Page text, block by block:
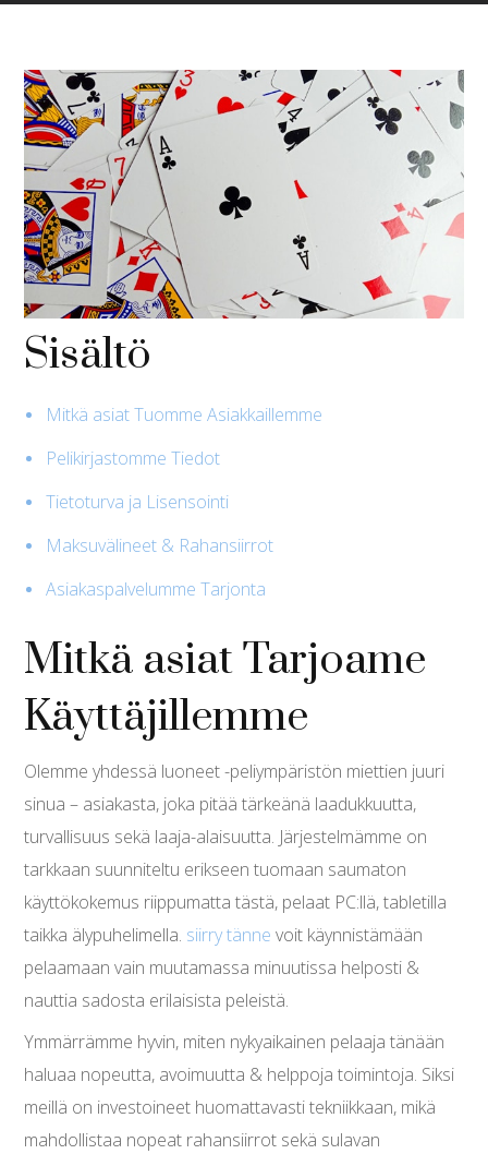
Sisältö
Mitkä asiat Tuomme Asiakkaillemme
Pelikirjastomme Tiedot
Tietoturva ja Lisensointi
Maksuvälineet & Rahansiirrot
Asiakaspalvelumme Tarjonta
Mitkä asiat Tarjoame
Käyttäjillemme
Olemme yhdessä luoneet -peliympäristön miettien juuri
sinua – asiakasta, joka pitää tärkeänä laadukkuutta,
turvallisuus sekä laaja-alaisuutta. Järjestelmämme on
tarkkaan suunniteltu erikseen tuomaan saumaton
käyttökokemus riippumatta tästä, pelaat PC:llä, tabletilla
taikka älypuhelimella. siirry tänne voit käynnistämään
pelaamaan vain muutamassa minuutissa helposti &
nauttia sadosta erilaisista peleistä.
Ymmärrämme hyvin, miten nykyaikainen pelaaja tänään
haluaa nopeutta, avoimuutta & helppoja toimintoja. Siksi
meillä on investoineet huomattavasti tekniikkaan, mikä
mahdollistaa nopeat rahansiirrot sekä sulavan